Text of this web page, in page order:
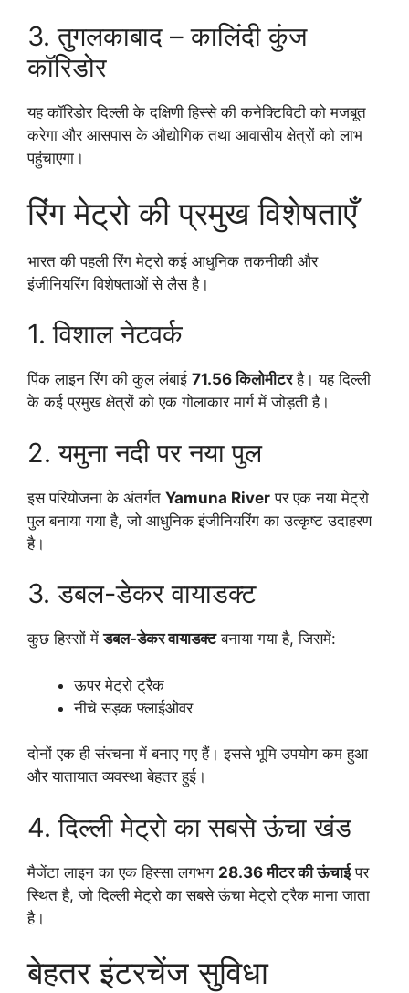
3. तुगलकाबाद – कालिंदी कुंज
कॉरिडोर
यह कॉरिडोर दिल्ली के दक्षिणी हिस्से की कनेक्टिविटी को मजबूत
करेगा और आसपास के औद्योगिक तथा आवासीय क्षेत्रों को लाभ
पहुंचाएगा।
रिंग मेट्रो की प्रमुख विशेषताएँ
भारत की पहली रिंग मेट्रो कई आधुनिक तकनीकी और
इंजीनियरिंग विशेषताओं से लैस है।
1. विशाल नेटवर्क
पिंक लाइन रिंग की कुल लंबाई 71.56 किलोमीटरहै। यह दिल्ली
के कई प्रमुख क्षेत्रों को एक गोलाकार मार्ग में जोड़ती है।
2. यमुना नदी पर नया पुल
इस परियोजना के अंतर्गत Yamuna River पर एक नया मेट्रो
पुल बनाया गया है, जो आधुनिक इंजीनियरिंग का उत्कृष्ट उदाहरण
है।
3. डबल-डेकर वायाडक्ट
कुछ हिस्सों मेंडबल-डेकर वायाडक्टबनाया गया है, जिसमें:
ऊपर मेट्रो ट्रैक
नीचे सड़क फ्लाईओवर
दोनों एक ही संरचना में बनाए गए हैं। इससे भूमि उपयोग कम हुआ
और यातायात व्यवस्था बेहतर हुई।
4. दिल्ली मेट्रो का सबसे ऊंचा खंड
मैजेंटा लाइन का एक हिस्सा लगभग 28.36 मीटर की ऊंचाईपर
स्थित है, जो दिल्ली मेट्रो का सबसे ऊंचा मेट्रो ट्रैक माना जाता
है।
बेहतर इंटरचेंज सुविधा